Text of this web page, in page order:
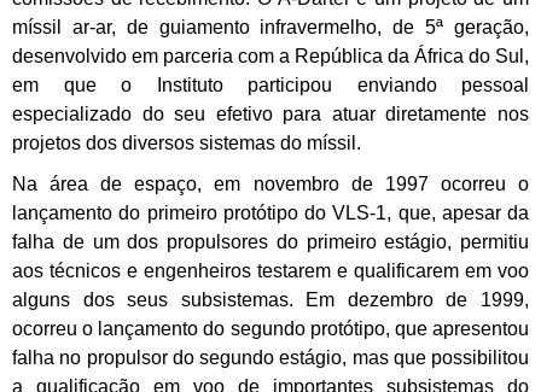
míssil ar-ar, de guiamento infravermelho, de 5ª geração,
desenvolvido em parceria com a República da África do Sul,
em que o Instituto participou enviando pessoal
especializado do seu efetivo para atuar diretamente nos
projetos dos diversos sistemas do míssil.
Na área de espaço, em novembro de 1997 ocorreu o
lançamento do primeiro protótipo do VLS-1, que, apesar da
falha de um dos propulsores do primeiro estágio, permitiu
aos técnicos e engenheiros testarem e qualificarem em voo
alguns dos seus subsistemas. Em dezembro de 1999,
ocorreu o lançamento do segundo protótipo, que apresentou
falha no propulsor do segundo estágio, mas que possibilitou
a qualificação em voo de importantes subsistemas do